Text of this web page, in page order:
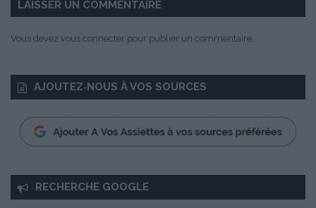
2
1
LAISSER UN COMMENTAIRE
Vous devez vous connecter pour publier un commentaire.
AJOUTEZ‑NOUS À VOS SOURCES
RECHERCHE GOOGLE